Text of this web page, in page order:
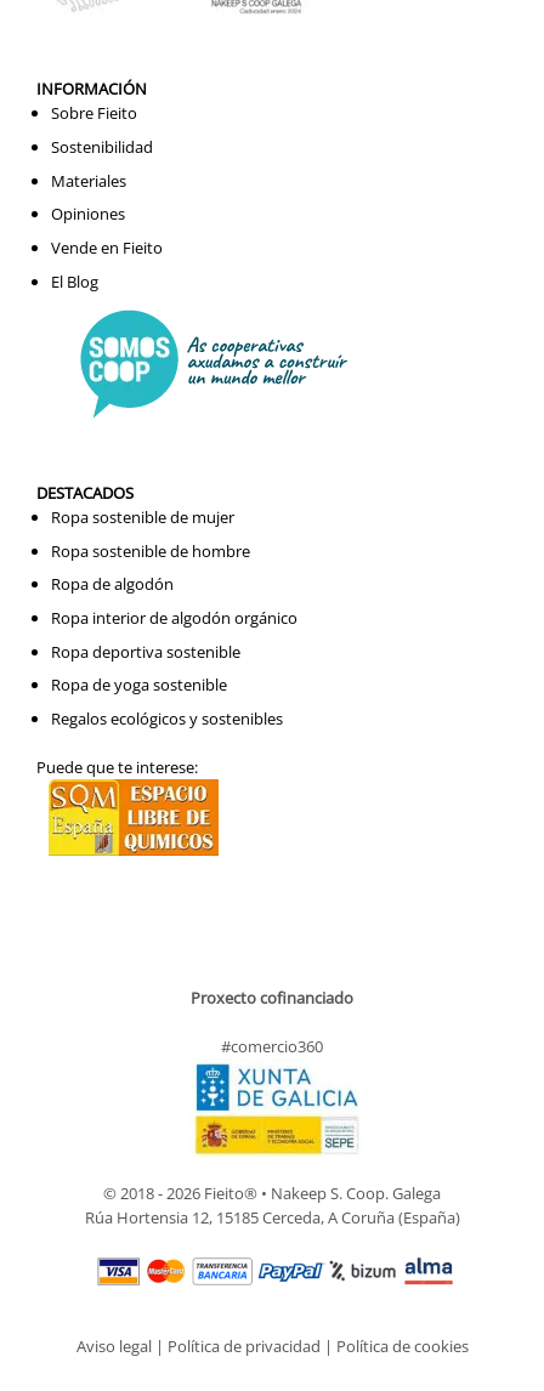
INFORMACIÓN
Sobre Fieito
Sostenibilidad
Materiales
Opiniones
Vende en Fieito
El Blog
DESTACADOS
Ropa sostenible de mujer
Ropa sostenible de hombre
Ropa de algodón
Ropa interior de algodón orgánico
Ropa deportiva sostenible
Ropa de yoga sostenible
Regalos ecológicos y sostenibles
Puede que te interese:
Proxecto cofinanciado
#comercio360
© 2018 - 2026 Fieito® • Nakeep S. Coop. Galega
Rúa Hortensia 12, 15185 Cerceda, A Coruña (España)
Aviso legal| Política de privacidad | Política de cookies